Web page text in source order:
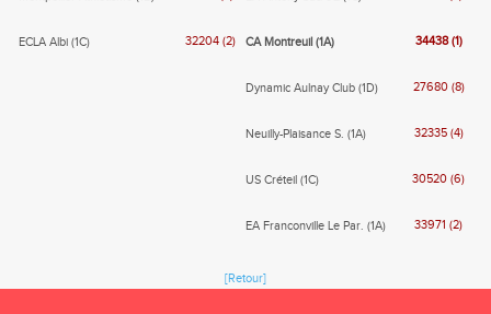
ECLA Albi (1C) 32204 (2) CA Montreuil (1A) 34438 (1)
Dynamic Aulnay Club (1D) 27680 (8)
Neuilly-Plaisance S. (1A) 32335 (4)
US Créteil (1C) 30520 (6)
EA Franconville Le Par. (1A) 33971 (2)
[Retour]